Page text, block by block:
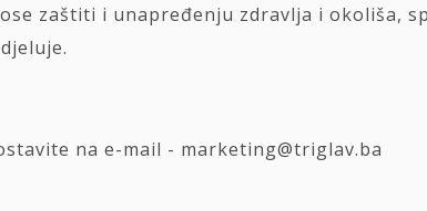
zaštiti i unapređenju zdravlja i okoliša,
na e-mail - marketing@triglav.ba